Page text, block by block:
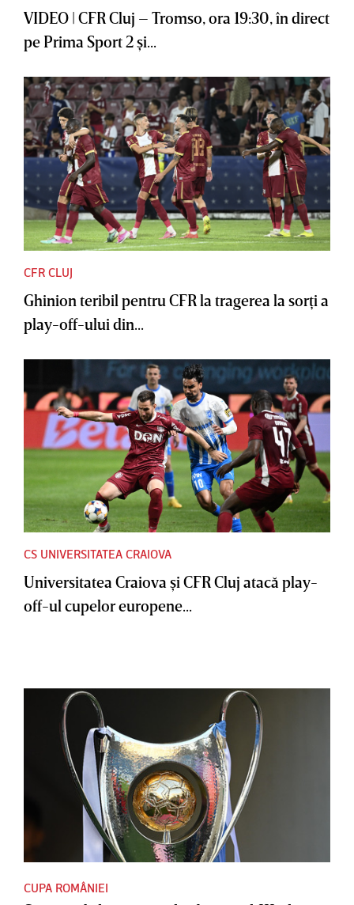
VIDEO | CFR Cluj – Tromso, ora 19:30, în direct
pe Prima Sport 2 şi...
CFR CLUJ
Ghinion teribil pentru CFR la tragerea la sorţi a
play-off-ului din...
CS UNIVERSITATEA CRAIOVA
Universitatea Craiova şi CFR Cluj atacă play-
off-ul cupelor europene...
CUPA ROMÂNIEI